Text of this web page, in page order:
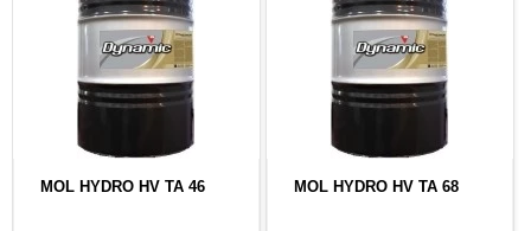
MOL HYDRO HV TA 46 MOL HYDRO HV TA 68